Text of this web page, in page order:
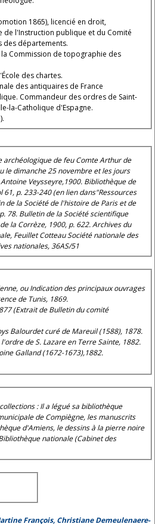
1865), licencié en droit,
l'Instruction publique et du Comité
des départements.
Commission de topographie des
des chartes.
des antiquaires de France
Commandeur des ordres de Saint-
la-Catholique d'Espagne.
archéologique de feu Comte Arthur de
le dimanche 25 novembre et les jours
Veysseyre,1900. Bibliothèque de
61, p. 233-240 (en lien dans"Ressources
de la Société de l'histoire de Paris et de
78. Bulletin de la Société scientifique
la Corrèze, 1900, p. 622. Archives du
Feuillet Cotteau Société nationale des
nationales, 36AS/51
ou Indication des principaux ouvrages
de Tunis, 1869.
(Extrait deBulletin du comité
Balourdet curé de Mareuil (1588), 1878.
de S. Lazare en Terre Sainte, 1882.
Galland (1672-1673),1882.
: Il a légué sa bibliothèque
de Compiègne, les manuscrits
d'Amiens, le dessins à la pierre noire
nationale (Cabinet des
François, Christiane Demeulenaere-